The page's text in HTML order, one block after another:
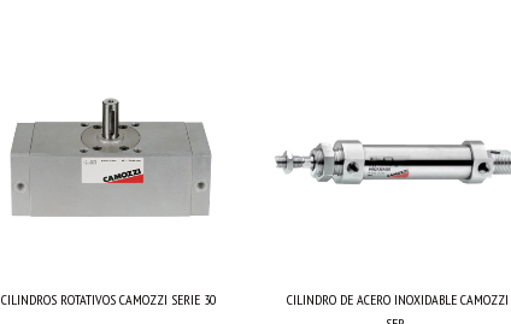
CILINDROS ROTATIVOS CAMOZZI SERIE 30
CILINDRO DE ACERO INOXIDABLE CAMOZZI